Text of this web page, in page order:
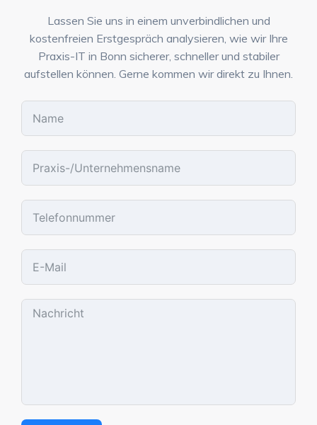
Lassen Sie uns in einem unverbindlichen und
kostenfreien Erstgespräch analysieren, wie wir Ihre
Praxis-IT in Bonn sicherer, schneller und stabiler
aufstellen können. Gerne kommen wir direkt zu Ihnen.